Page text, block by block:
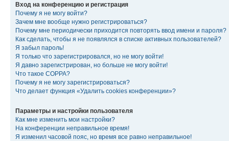
Вход на конференцию и регистрация
Почему я не могу войти?
Зачем мне вообще нужно регистрироваться?
Почему мне периодически приходится повторять ввод имени и пароля?
Как сделать, чтобы я не появлялся в списке активных пользователей?
Я забыл пароль!
Я только что зарегистрировался, но не могу войти!
Я давно зарегистрирован, но больше не могу войти!
Что такое COPPA?
Почему я не могу зарегистрироваться?
Что делает функция «Удалить cookies конференции»?
Параметры и настройки пользователя
Как мне изменить мои настройки?
На конференции неправильное время!
Я изменил часовой пояс, но время все равно неправильное!